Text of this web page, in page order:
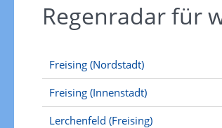
Regenradar für
Freising (Nordstadt)
Freising (Innenstadt)
Lerchenfeld (Freising)